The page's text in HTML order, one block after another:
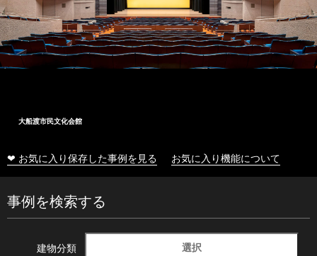
大船渡市民文化会館
❤ お気に入り保存した事例を見る お気に入り機能について
事例を検索する
建物分類 選択